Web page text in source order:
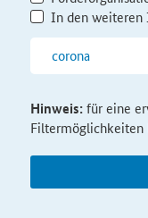
In den weiteren
Hinweis:für eine
Filtermöglichkeiten